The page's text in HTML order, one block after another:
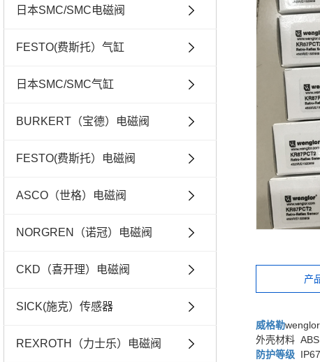
日本SMC/SMC电磁阀
FESTO(费斯托）气缸
日本SMC/SMC气缸
BURKERT（宝德）电磁阀
FESTO(费斯托）电磁阀
ASCO（世格）电磁阀
NORGREN（诺冠）电磁阀
CKD（喜开理）电磁阀
SICK(施克）传感器
REXROTH（力士乐）电磁阀
产
威格勒
外壳材料
防护等级 IP67